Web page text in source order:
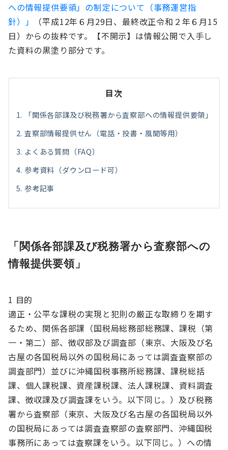
への情報提供要領」の制定について（事務運営指
針）」
（平成12年６月29日、最終改正令和２年６月15
日）からの抜粋です。【不開示】は情報公開で入手し
た資料の黒塗り部分です。
目次
「関係各部課及び税務署から査察部への情報提供要領」
査察部情報提供せん（電話・投書・風聞等用）
よくある質問（FAQ）
参考資料（ダウンロード可）
参考記事
「関係各部課及び税務署から査察部への
情報提供要領」
1 目的
適正・公平な課税の実現と犯則の厳正な取締りを期す
るため、関係各部課（国税局総務部総務課、課税（第
一・第二）部、徴収部及び調査部（東京、大阪及び名
古屋の各国税局以外の国税局にあっては調査査察部の
調査部門）並びに沖縄国税事務所総務課、課税総括
課、個人課税課、資産課税課、法人課税課、資料調査
課、徴収課及び調査課をいう。以下同じ。）及び税務
署から査察部（東京、大阪及び名古屋の各国税局以外
の国税局にあっては調査査察部の査察部門、沖縄国税
事務所にあっては査察課をいう。以下同じ。）への情